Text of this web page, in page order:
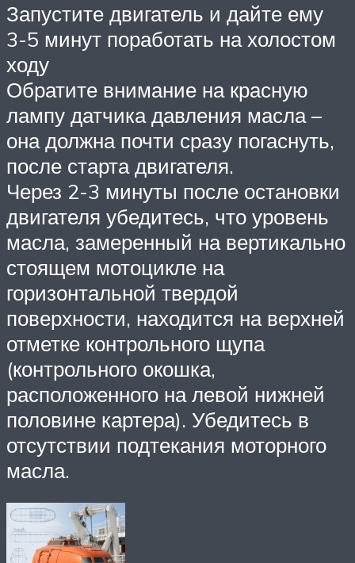
Запустите двигатель и дайте ему
3-5 минут поработать на холостом
ходу
Обратите внимание на красную
лампу датчика давления масла –
она должна почти сразу погаснуть,
после старта двигателя.
Через 2-3 минуты после остановки
двигателя убедитесь, что уровень
масла, замеренный на вертикально
стоящем мотоцикле на
горизонтальной твердой
поверхности, находится на верхней
отметке контрольного щупа
(контрольного окошка,
расположенного на левой нижней
половине картера). Убедитесь в
отсутствии подтекания моторного
масла.